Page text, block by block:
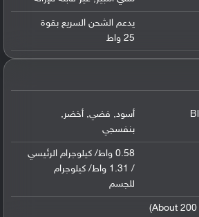
يدعم الشحن السريع بقوة
25 واط
أسود, فضي, أخضر,
بنفسجي
0.58 واط/ كيلوجرام الرئيسي
/ 1.31 واط/ كيلوجرام
للجسم